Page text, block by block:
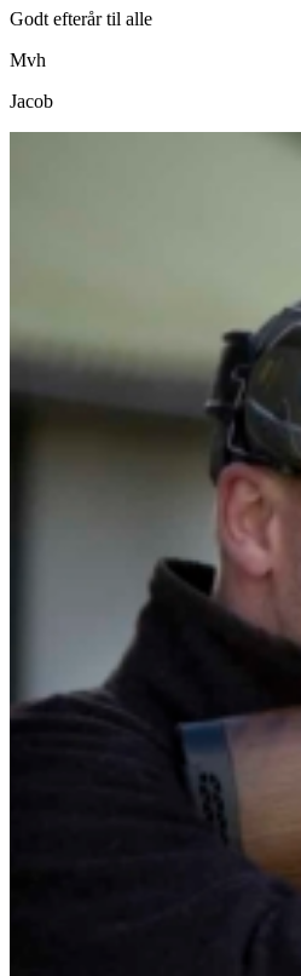
Godt efterår til alle
Mvh
Jacob